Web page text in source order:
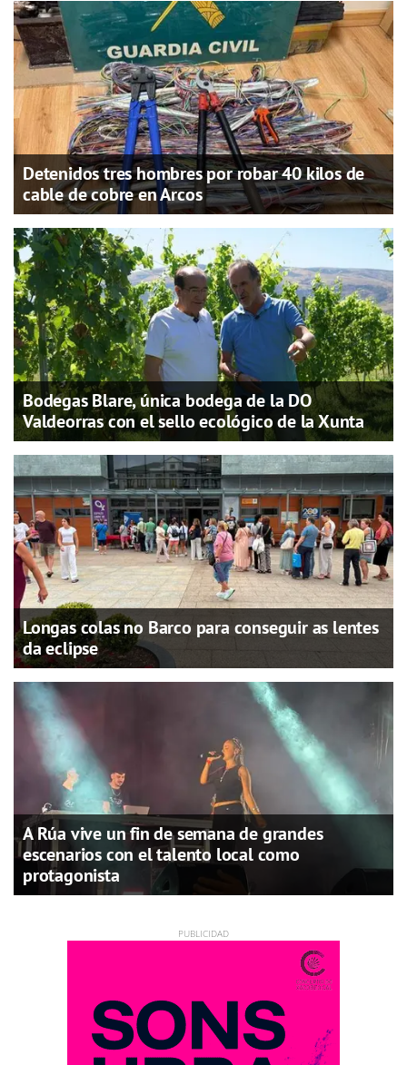
Detenidos tres hombres por robar 40 kilos de
cable de cobre en Arcos
Bodegas Blare, única bodega de la DO
Valdeorras con el sello ecológico de la Xunta
Longas colas no Barco para conseguir as lentes
da eclipse
A Rúa vive un fin de semana de grandes
escenarios con el talento local como
protagonista